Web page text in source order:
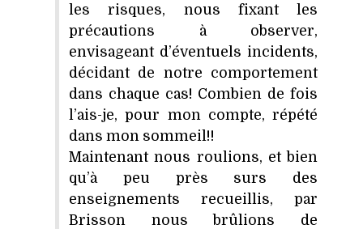
les risques, nous fixant les
précautions à observer,
envisageant d’éventuels incidents,
décidant de notre comportement
dans chaque cas! Combien de fois
l’ais-je, pour mon compte, répété
dans mon sommeil!!
Maintenant nous roulions, et bien
qu’à peu près surs des
enseignements recueillis, par
Brisson nous brûlions de